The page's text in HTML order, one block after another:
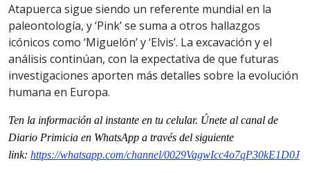
Atapuerca sigue siendo un referente mundial en la
paleontología, y ‘Pink’ se suma a otros hallazgos
icónicos como ‘Miguelón’ y ‘Elvis’. La excavación y el
análisis continúan, con la expectativa de que futuras
investigaciones aporten más detalles sobre la evolución
humana en Europa.
Ten la información al instante en tu celular. Únete al canal de
Diario Primicia en WhatsApp a través del siguiente
link: https://whatsapp.com/channel/0029VagwIcc4o7qP30kE1D0J